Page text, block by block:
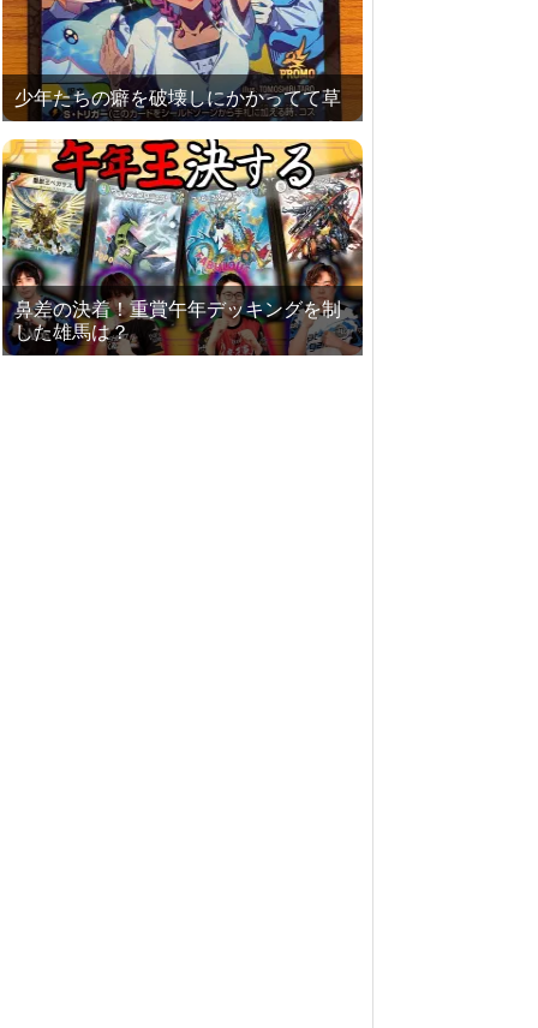
少年たちの癖を破壊しにかかってて草
鼻差の決着！重賞午年デッキングを制
した雄馬は？